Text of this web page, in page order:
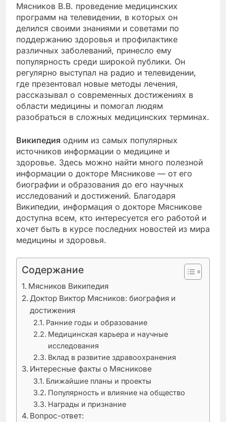
Мясников В.В. проведение медицинских
программ на телевидении, в которых он
делился своими знаниями и советами по
поддержанию здоровья и профилактике
различных заболеваний, принесло ему
популярность среди широкой публики. Он
регулярно выступал на радио и телевидении,
где презентовал новые методы лечения,
рассказывал о современных достижениях в
области медицины и помогал людям
разобраться в сложных медицинских терминах.
Википедия одним из самых популярных
источников информации о медицине и
здоровье. Здесь можно найти много полезной
информации о докторе Мясникове — от его
биографии и образования до его научных
исследований и достижений. Благодаря
Википедии, информация о докторе Мясникове
доступна всем, кто интересуется его работой и
хочет быть в курсе последних новостей из мира
медицины и здоровья.
Содержание
Мясников Википедия
Доктор Виктор Мясников: биография и
достижения
Ранние годы и образование
Медицинская карьера и научные
исследования
Вклад в развитие здравоохранения
Интересные факты о Мясникове
Ближайшие планы и проекты
Популярность и влияние на общество
Награды и признание
Вопрос-ответ: